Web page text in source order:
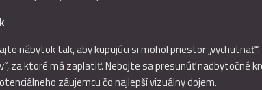
nábytok tak, aby kupujúci si mohol priestor
za ktoré má zaplatiť. Nebojte sa presunúť nadbytočné
záujemcu čo najlepší vizuálny dojem.